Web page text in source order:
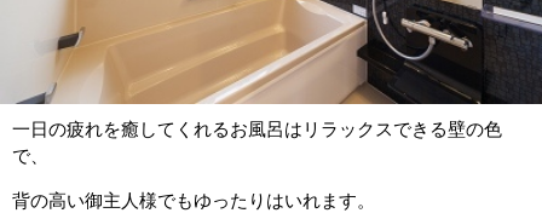
一日の疲れを癒してくれるお風呂はリラックスできる壁の色
で、
背の高い御主人様でもゆったりはいれます。